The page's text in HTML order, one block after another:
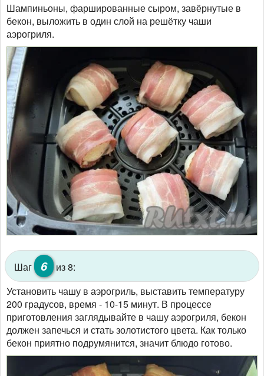
Шампиньоны, фаршированные сыром, завёрнутые в
бекон, выложить в один слой на решётку чаши
аэрогриля.
Шаг 6
из 8:
​​​​​​Установить чашу в аэрогриль, выставить температуру
200 градусов, время - 10-15 минут. В процессе
приготовления заглядывайте в чашу аэрогриля, бекон
должен запечься и стать золотистого цвета. Как только
бекон приятно подрумянится, значит блюдо готово.